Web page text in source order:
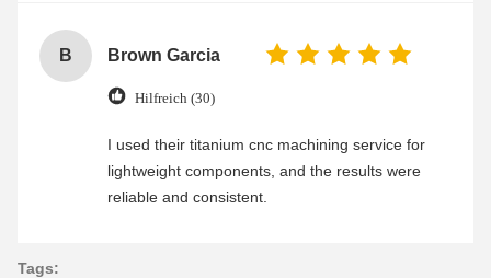
B Brown Garcia
Hilfreich (30)
I used their titanium cnc machining service for
lightweight components, and the results were
reliable and consistent.
Tags: